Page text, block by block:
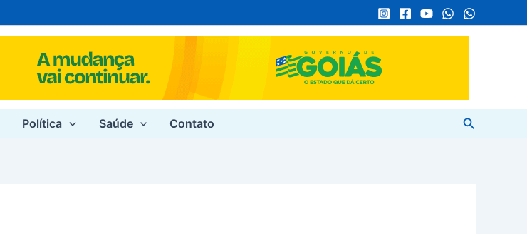
Política Saúde Contato Pesquisar